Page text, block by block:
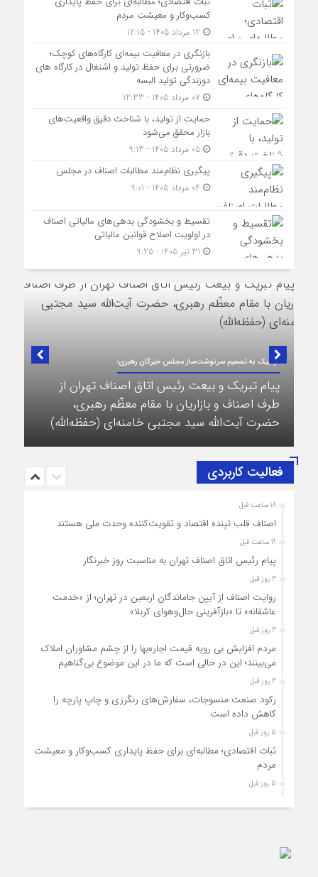
کسب‌وکار و معیشت مردم
بازنگری در معافیت بیمه‌ای کارگاه‌های کوچک؛
ضرورتی برای حفظ تولید و اشتغال در کارگاه های
دوزندگی تولید البسه
حمایت از تولید، با شناخت دقیق واقعیت‌های
بازار محقق می‌شود
05 مرداد 1405 - 9:13
پیگیری نظام‌مند مطالبات اصناف در مجلس
تقسیط و بخشودگی بدهی‌های مالیاتی اصناف
در اولویت اصلاح قوانین مالیاتی
در لبیک به تصمیم سرنوشت‌ساز مجلس خبرگان رهبری؛
پیام تبریک و بیعت رئیس اتاق اصناف تهران از
طرف اصناف و بازاریان با مقام معظّم رهبری،
حضرت آیت‌الله سید مجتبی خامنه‌ای (حفظه‌الله)
فعالیت کاربردی
18 ساعت قبل
اصناف قلب تپنده اقتصاد و تقویت‌کننده وحدت ملی هستند
19 ساعت قبل
پیام رئیس اتاق اصناف تهران به مناسبت روز خبرنگار
3 روز قبل
روایت اصناف از آیین جاماندگان اربعین در تهران؛ از «خدمت
عاشقانه» تا «بازآفرینی حال‌وهوای کربلا»
3 روز قبل
مردم افزایش بی رویه قیمت اجاره‌بها را از چشم مشاوران املاک
می‌بینند؛ این در حالی است که ما در این موضوع بی‌گناهیم
3 روز قبل
رکود صنعت منسوجات، سفارش‌های رنگرزی و چاپ پارچه را
کاهش داده است
5 روز قبل
ثبات اقتصادی؛ مطالبه‌ای برای حفظ پایداری کسب‌وکار و معیشت
مردم
5 روز قبل